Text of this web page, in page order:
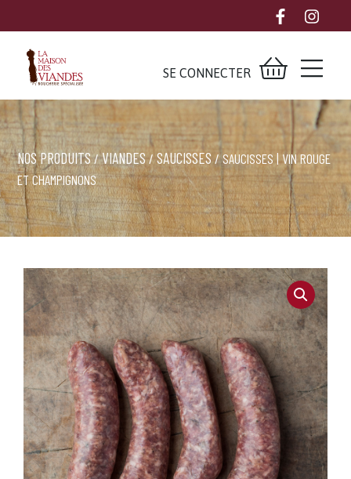
SE CONNECTER
NOS PRODUITS/VIANDES/SAUCISSES/ SAUCISSES | VIN ROUGE
ET CHAMPIGNONS